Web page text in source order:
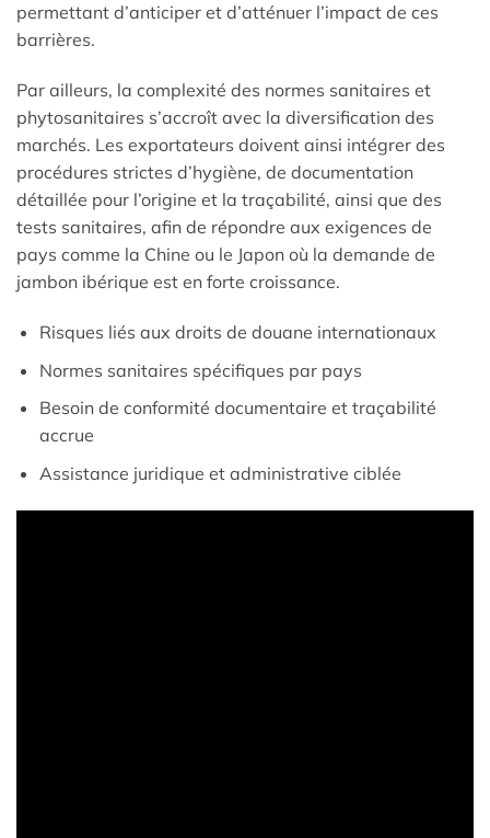
permettant d’anticiper et d’atténuer l’impact de ces
barrières.
Par ailleurs, la complexité des normes sanitaires et
phytosanitaires s’accroît avec la diversification des
marchés. Les exportateurs doivent ainsi intégrer des
procédures strictes d’hygiène, de documentation
détaillée pour l’origine et la traçabilité, ainsi que des
tests sanitaires, afin de répondre aux exigences de
pays comme la Chine ou le Japon où la demande de
jambon ibérique est en forte croissance.
Risques liés aux droits de douane internationaux
Normes sanitaires spécifiques par pays
Besoin de conformité documentaire et traçabilité
accrue
Assistance juridique et administrative ciblée